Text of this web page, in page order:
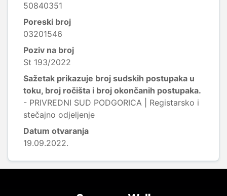
50840351
Poreski broj
03201546
Poziv na broj
St 193/2022
Sažetak prikazuje broj sudskih postupaka u
toku, broj ročišta i broj okončanih postupaka.
- PRIVREDNI SUD PODGORICA | Registarsko i
stečajno odjeljenje
Datum otvaranja
19.09.2022.